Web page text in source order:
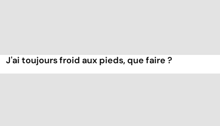
J'ai toujours froid aux pieds, que faire ?